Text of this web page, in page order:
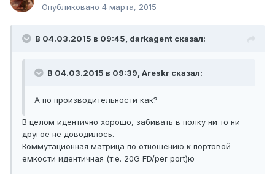
Опубликовано 4 марта, 2015
В 04.03.2015 в 09:45, darkagent сказал:
В 04.03.2015 в 09:39, Areskr сказал:
А по производительности как?
В целом идентично хорошо, забивать в полку ни то ни
другое не доводилось.
Коммутационная матрица по отношению к портовой
емкости идентичная (т.е. 20G FD/per port)ю